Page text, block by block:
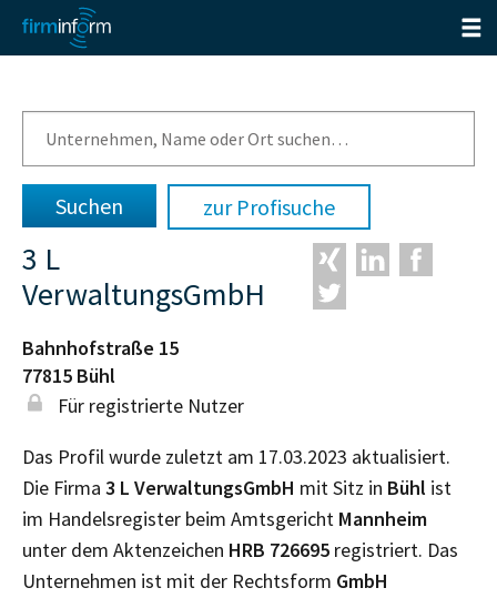
zur Profisuche
3 L
VerwaltungsGmbH
Bahnhofstraße 15
77815 Bühl
Für registrierte Nutzer
Das Profil wurde zuletzt am 17.03.2023 aktualisiert.
Die Firma 3 L VerwaltungsGmbH mit Sitz in Bühl ist
im Handelsregister beim Amtsgericht Mannheim
unter dem Aktenzeichen HRB 726695 registriert. Das
Unternehmen ist mit der Rechtsform GmbH